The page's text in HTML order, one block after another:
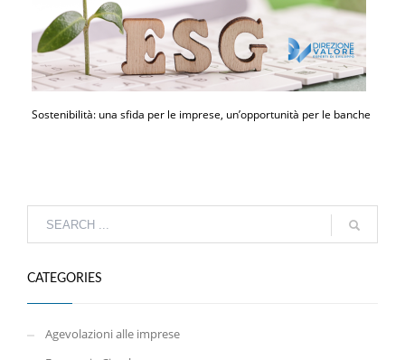
Sostenibilità: una sfida per le imprese, un’opportunità per le banche
CATEGORIES
Agevolazioni alle imprese